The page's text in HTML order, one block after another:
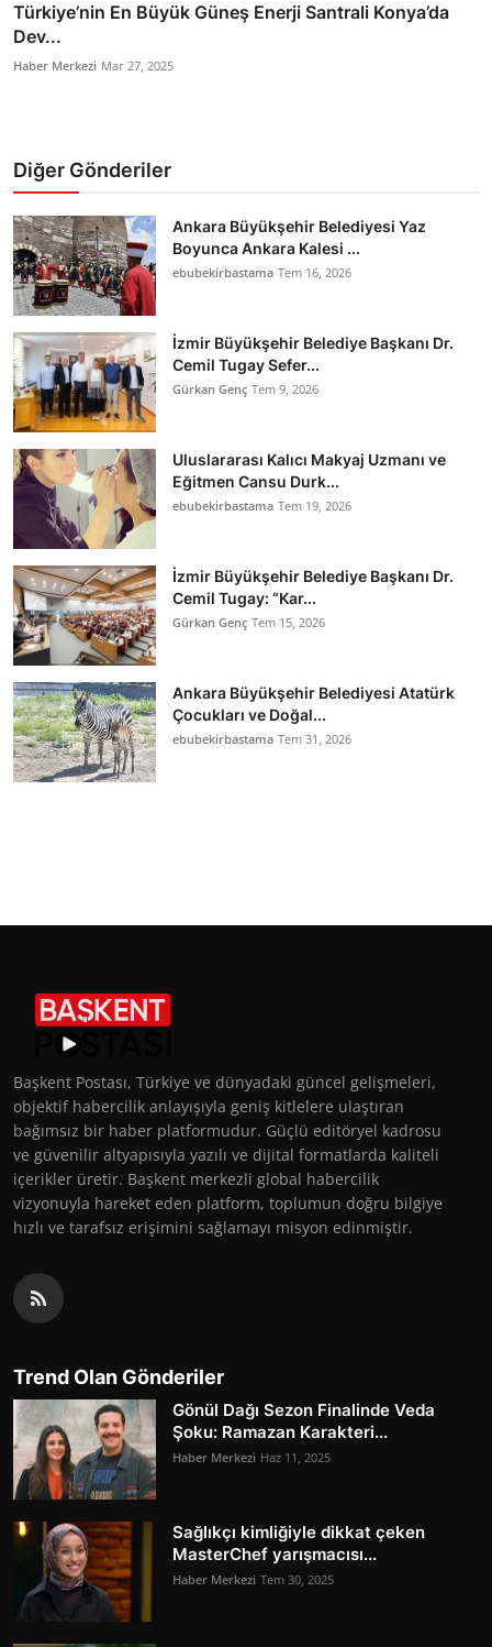
Türkiye’nin En Büyük Güneş Enerji Santrali Konya’da
Dev...
Haber Merkezi Mar 27, 2025
Diğer Gönderiler
Ankara Büyükşehir Belediyesi Yaz
Boyunca Ankara Kalesi ...
ebubekirbastama Tem 16, 2026
İzmir Büyükşehir Belediye Başkanı Dr.
Cemil Tugay Sefer...
Gürkan Genç Tem 9, 2026
Uluslararası Kalıcı Makyaj Uzmanı ve
Eğitmen Cansu Durk...
ebubekirbastama Tem 19, 2026
İzmir Büyükşehir Belediye Başkanı Dr.
Cemil Tugay: “Kar...
Gürkan Genç Tem 15, 2026
Ankara Büyükşehir Belediyesi Atatürk
Çocukları ve Doğal...
ebubekirbastama Tem 31, 2026
Başkent Postası, Türkiye ve dünyadaki güncel gelişmeleri,
objektif habercilik anlayışıyla geniş kitlelere ulaştıran
bağımsız bir haber platformudur. Güçlü editöryel kadrosu
ve güvenilir altyapısıyla yazılı ve dijital formatlarda kaliteli
içerikler üretir. Başkent merkezli global habercilik
vizyonuyla hareket eden platform, toplumun doğru bilgiye
hızlı ve tarafsız erişimini sağlamayı misyon edinmiştir.
Trend Olan Gönderiler
Gönül Dağı Sezon Finalinde Veda
Şoku: Ramazan Karakteri...
Haber Merkezi Haz 11, 2025
Sağlıkçı kimliğiyle dikkat çeken
MasterChef yarışmacısı...
Haber Merkezi Tem 30, 2025